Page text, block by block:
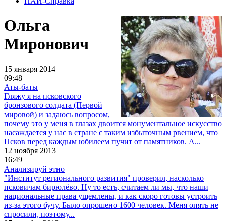
Ольга
Миронович
15 января 2014
09:48
Аты-баты
Гляжу я на псковского
бронзового солдата (Первой
мировой) и задаюсь вопросом,
почему это у меня в глазах двоится монументальное искусство
насаждается у нас в стране с таким избыточным рвением, что
Псков перед каждым юбилеем пучит от памятников. А...
12 ноября 2013
16:49
Анализируй этно
"Институт регионального развития" проверил, насколько
псковичам бирюлёво. Ну то есть, считаем ли мы, что наши
национальные права ущемлены, и как скоро готовы устроить
из-за этого бучу. Было опрошено 1600 человек. Меня опять не
спросили, поэтому...